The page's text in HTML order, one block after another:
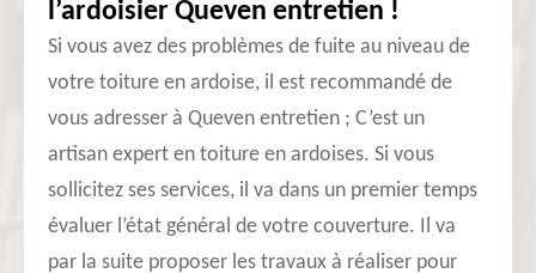
l’ardoisier Queven entretien !
Si vous avez des problèmes de fuite au niveau de
votre toiture en ardoise, il est recommandé de
vous adresser à Queven entretien ; C’est un
artisan expert en toiture en ardoises. Si vous
sollicitez ses services, il va dans un premier temps
évaluer l’état général de votre couverture. Il va
par la suite proposer les travaux à réaliser pour